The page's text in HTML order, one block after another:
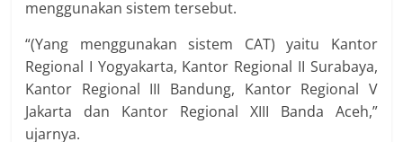
menggunakan sistem tersebut.
“(Yang menggunakan sistem CAT) yaitu Kantor
Regional I Yogyakarta, Kantor Regional II Surabaya,
Kantor Regional III Bandung, Kantor Regional V
Jakarta dan Kantor Regional XIII Banda Aceh,”
ujarnya.